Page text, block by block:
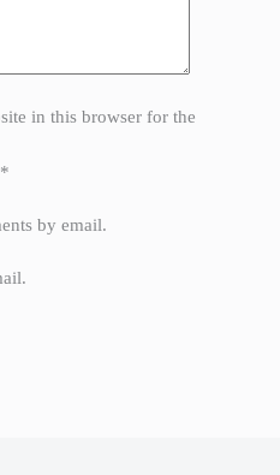
in this browser for the
*
by email.